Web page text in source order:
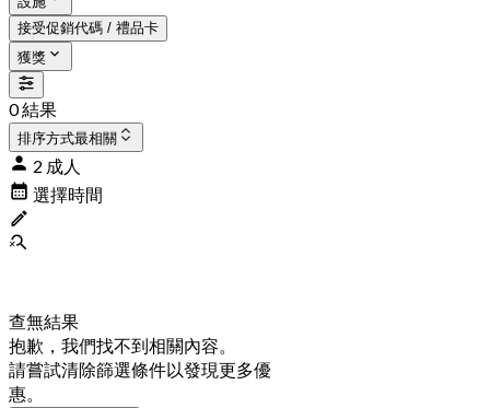
接受促銷代碼 / 禮品卡
獲獎
0 結果
排序方式最相關
2 成人
選擇時間
查無結果
抱歉，我們找不到相關內容。
請嘗試清除篩選條件以發現更多優
惠。